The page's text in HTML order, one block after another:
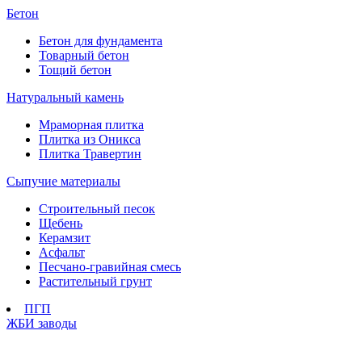
Бетон
Бетон для фундамента
Товарный бетон
Тощий бетон
Натуральный камень
Мраморная плитка
Плитка из Оникса
Плитка Травертин
Сыпучие материалы
Строительный песок
Щебень
Керамзит
Асфальт
Песчано-гравийная смесь
Растительный грунт
ПГП
ЖБИ заводы